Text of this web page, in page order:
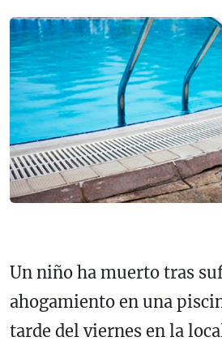
Un niño ha muerto tras
ahogamiento en una
tarde del viernes en la